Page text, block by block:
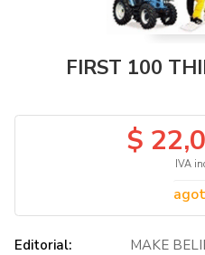
FIRST 100
$
IVA
Editorial:
MAKE